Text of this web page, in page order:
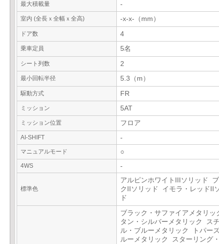
最大積載量 -
室内 (全長ｘ全幅ｘ全高) -x-x-（mm）
ドア数 4
乗車定員 5名
シート列数 2
最小回転半径 5.3（m）
駆動方式 FR
ミッション 5AT
ミッション位置 フロア
AI-SHIFT -
マニュアルモード ○
4WS -
標準色
アルピンホワイトIIIソリッド
クIIソリッド イモラ・レッドII
ド
ブラック・サファイアメタリ
タン・シルバーメタリック ス
ル・ブルーメタリック トパー
ルーメタリック スターリング